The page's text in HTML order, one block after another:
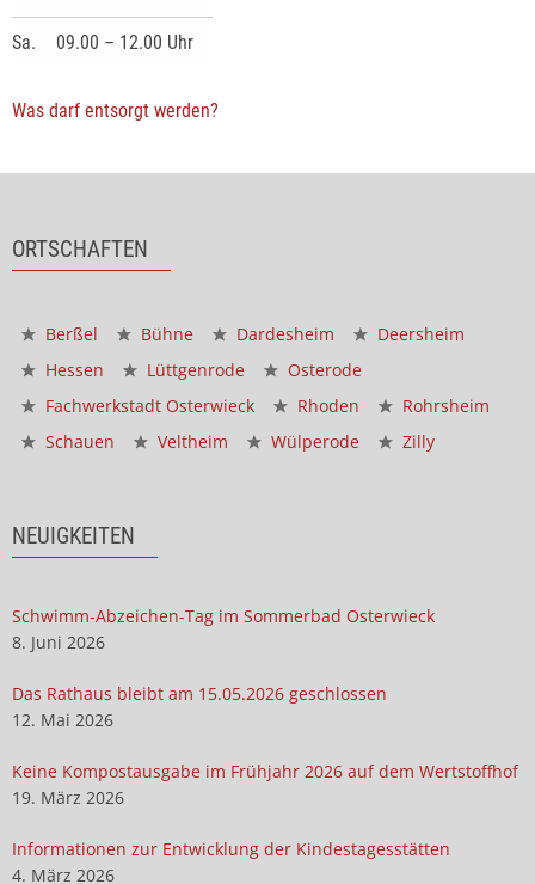
Sa. 09.00 – 12.00 Uhr
Was darf entsorgt werden?
ORTSCHAFTEN
Berßel Bühne Dardesheim
Deersheim
Hessen
Lüttgenrode
Osterode
Fachwerkstadt Osterwieck
Rhoden
Rohrsheim
Schauen
Veltheim Wülperode Zilly
NEUIGKEITEN
Schwimm-Abzeichen-Tag im Sommerbad Osterwieck
8. Juni 2026
Das Rathaus bleibt am 15.05.2026 geschlossen
12. Mai 2026
Keine Kompostausgabe im Frühjahr 2026 auf dem Wertstoffhof
19. März 2026
Informationen zur Entwicklung der Kindestagesstätten
4. März 2026